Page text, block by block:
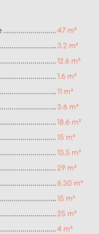
47 m²
3.2 m²
12.6 m²
1.6 m²
11 m²
3.6 m²
18.6 m²
15 m²
13.5 m²
29 m²
6.30 m²
15 m²
25 m²
4 m²